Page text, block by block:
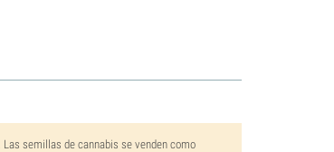
semillas de cannabis se venden como